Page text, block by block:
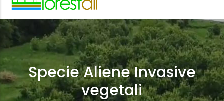
Specie Aliene Invasive
vegetali